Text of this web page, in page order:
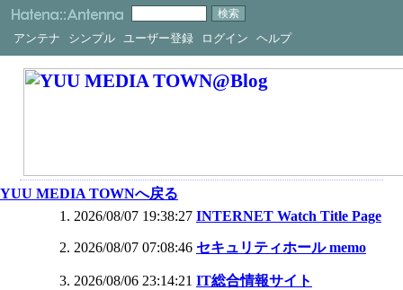
アンテナ シンプル ユーザー登録 ログイン ヘルプ
YUU MEDIA TOWNへ戻る
2026/08/07 19:38:27 INTERNET Watch Title Page
2026/08/07 07:08:46 セキュリティホール memo
2026/08/06 23:14:21 IT総合情報サイト